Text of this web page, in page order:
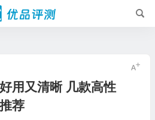
用又清晰 几款高性
荐